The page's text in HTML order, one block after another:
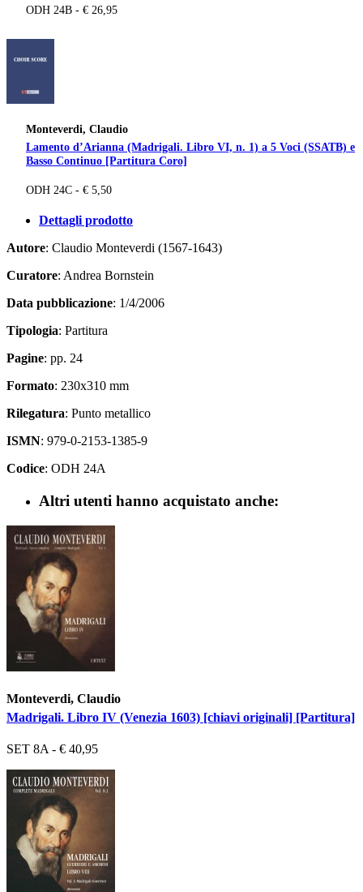
ODH 24B - € 26,95
Monteverdi, Claudio
Lamento d’Arianna (Madrigali. Libro VI, n. 1) a 5 Voci (SSATB) e
Basso Continuo [Partitura Coro]
ODH 24C - € 5,50
Dettagli prodotto
Autore: Claudio Monteverdi (1567-1643)
Curatore: Andrea Bornstein
Data pubblicazione: 1/4/2006
Tipologia: Partitura
Pagine: pp. 24
Formato: 230x310 mm
Rilegatura: Punto metallico
ISMN: 979-0-2153-1385-9
Codice: ODH 24A
Altri utenti hanno acquistato anche:
Monteverdi, Claudio
Madrigali. Libro IV (Venezia 1603) [chiavi originali] [Partitura]
SET 8A - € 40,95